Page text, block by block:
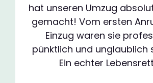
hat unseren Umzug
gemacht! Vom ersten
Einzug waren sie
pünktlich und unglaublich
Ein echter